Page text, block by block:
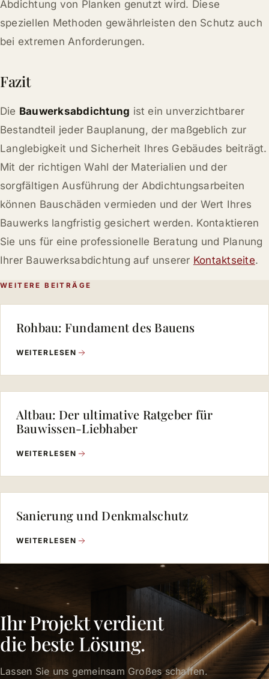
Abdichtung von Planken genutzt wird. Diese
speziellen Methoden gewährleisten den Schutz auch
bei extremen Anforderungen.
Fazit
Die Bauwerksabdichtung ist ein unverzichtbarer
Bestandteil jeder Bauplanung, der maßgeblich zur
Langlebigkeit und Sicherheit Ihres Gebäudes beiträgt.
Mit der richtigen Wahl der Materialien und der
sorgfältigen Ausführung der Abdichtungsarbeiten
können Bauschäden vermieden und der Wert Ihres
Bauwerks langfristig gesichert werden. Kontaktieren
Sie uns für eine professionelle Beratung und Planung
Ihrer Bauwerksabdichtung auf unserer Kontaktseite.
WEITERE BEITRÄGE
Rohbau: Fundament des Bauens
WEITERLESEN
Altbau: Der ultimative Ratgeber für
Bauwissen-Liebhaber
WEITERLESEN
Sanierung und Denkmalschutz
WEITERLESEN
Ihr Projekt verdient
die beste Lösung.
Lassen Sie uns gemeinsam Großes schaffen.